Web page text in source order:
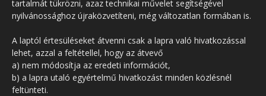
tartalmát tükrözni, azaz technikai művelet segítségével
nyilvánossághoz újraközvetíteni, még változatlan formában is.
A laptól értesüléseket átvenni csak a lapra való hivatkozással
lehet, azzal a feltétellel, hogy az átvevő
a) nem módosítja az eredeti információt,
b) a lapra utaló egyértelmű hivatkozást minden közlésnél
feltünteti.